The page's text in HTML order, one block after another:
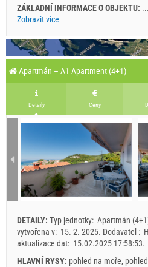
ZÁKLADNÍ INFORMACE O OBJEKTU: ...
Zobrazit více
Apartmán – A1 Apartment (4+1)
Detaily Ceny
DETAILY: Typ jednotky: Apartmán
vytvořena v: 15. 2. 2025. Dodavatel :
aktualizace dat: 15.02.2025 17:58:53.
HLAVNÍ RYSY: pohled na moře,